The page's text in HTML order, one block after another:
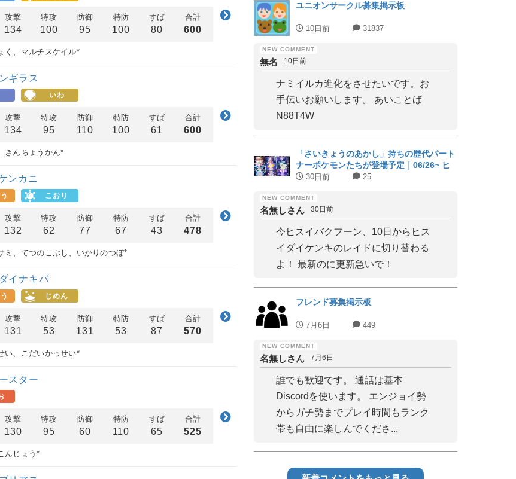
攻撃
134
特攻
100
防御
95
特防
100
すば
80
合計
600
く、マルチスケイル*
ギラス
いわ
攻撃
134
特攻
95
防御
110
特防
100
すば
61
合計
600
きんちょうかん*
ンカニ
こおり
攻撃
132
特攻
62
防御
77
特防
67
すば
43
合計
478
ミ、てつのこぶし、いかりのつぼ*
イナキバ
じめん
攻撃
131
特攻
53
防御
131
特防
53
すば
87
合計
570
い、こだいかっせい*
スター
攻撃
130
特攻
95
防御
60
特防
110
すば
65
合計
525
んじょう*
ユニオンサークル募集掲示板
10日前 31837
無名 10日前
ナミイルカ進化をさせたいです。お
手伝いお願いします。 あいことば
N88T4W
「さいきょうのあかし」持ちの歴代パート
ナーポケモンたちが登場予定｜06/26~ ヒ
スイジュナイパー
30日前 25
名無しさん 30日前
今ヒスイバクフーン、10日からヒス
イダイケンキのレイドに切り替わる
よ！ 最新のに更新急いで！
フレンド募集掲示板
7月6日 449
名無しさん 7月6日
誰でも歓迎です。 通話は基本
Discordを使います。 エンジョイ勢
からガチ勢までプレイ時間もランク
帯も自由に楽しんでくださ...